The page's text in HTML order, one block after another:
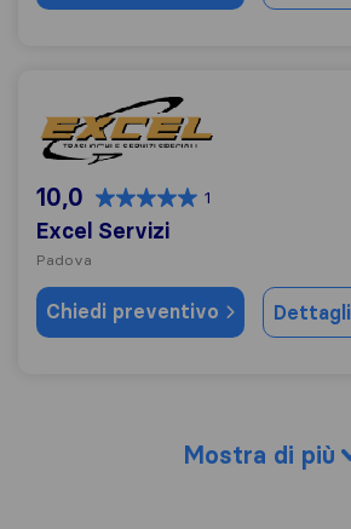
Excel Servizi
10,0 1
Excel Servizi
Padova
Chiedi preventivo Dettagli
Mostra di più